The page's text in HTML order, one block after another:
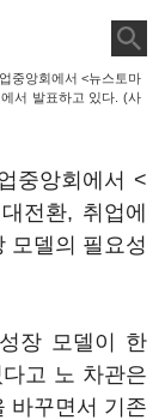
중앙회에서 <뉴스토마
에서 발표하고 있다. (사
중앙회에서 <
전환, 취업에
모델의 필요성
장 모델이 한
고 노 차관은
바꾸면서 기존